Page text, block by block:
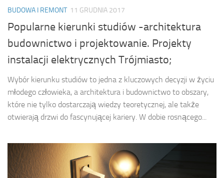
BUDOWA I REMONT 11 GRUDNIA 2017
Popularne kierunki studiów -architektura
budownictwo i projektowanie. Projekty
instalacji elektrycznych Trójmiasto;
Wybór kierunku studiów to jedna z kluczowych decyzji w życiu
młodego człowieka, a architektura i budownictwo to obszary,
które nie tylko dostarczają wiedzy teoretycznej, ale także
otwierają drzwi do fascynującej kariery. W dobie rosnącego...